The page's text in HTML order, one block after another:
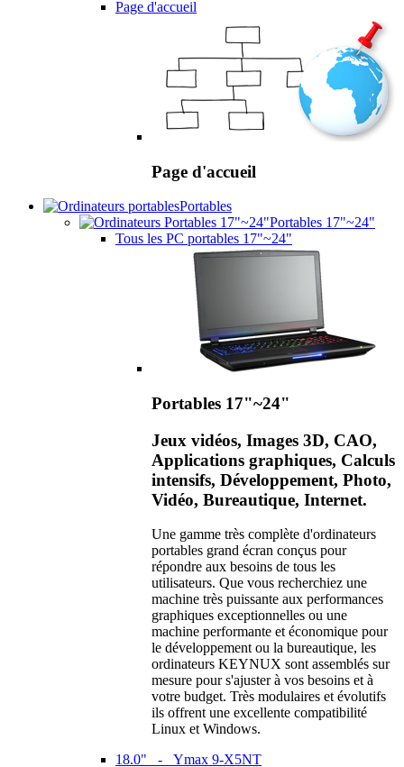
Page d'accueil
Page d'accueil
Portables
Portables 17"~24"
Tous les PC portables 17"~24"
Portables 17"~24"
Jeux vidéos, Images 3D, CAO,
Applications graphiques, Calculs
intensifs, Développement, Photo,
Vidéo, Bureautique, Internet.
Une gamme très complète d'ordinateurs
portables grand écran conçus pour
répondre aux besoins de tous les
utilisateurs. Que vous recherchiez une
machine très puissante aux performances
graphiques exceptionnelles ou une
machine performante et économique pour
le développement ou la bureautique, les
ordinateurs KEYNUX sont assemblés sur
mesure pour s'ajuster à vos besoins et à
votre budget. Très modulaires et évolutifs
ils offrent une excellente compatibilité
Linux et Windows.
18.0" - Ymax 9-X5NT